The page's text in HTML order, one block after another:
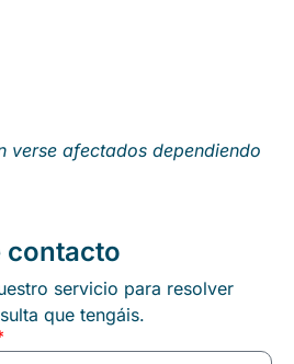
verse afectados dependiendo
contacto
servicio para resolver
que tengáis.